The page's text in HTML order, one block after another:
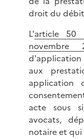
droit du
L'article 50
novembre
d'application
aux
application
acte sous
avocats,
notaire et qui